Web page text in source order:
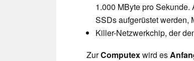
1.000 MByte pro
SSDs aufgerüstet werden,
Killer-Netzwerkchip, der
ZurComputexwird es